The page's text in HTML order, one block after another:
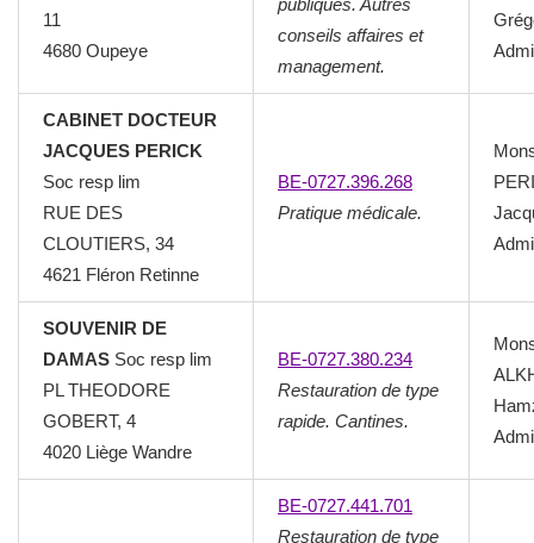
11
4680 Oupeye
publiques. Autres
conseils affaires et
management.
CABINET DOCTEUR
JACQUES PERICK
Soc resp lim
RUE DES
CLOUTIERS, 34
4621 Fléron Retinne
BE-0727.396.268
Pratique médicale.
SOUVENIR DE
DAMAS Soc resp lim
PL THEODORE
GOBERT, 4
4020 Liège Wandre
BE-0727.380.234
Restauration de type
rapide. Cantines.
BE-0727.441.701
Restauration de type